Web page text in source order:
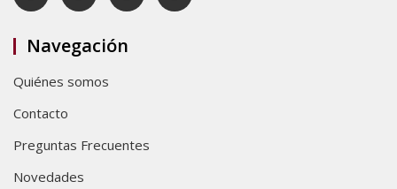
Navegación
Quiénes somos
Contacto
Preguntas Frecuentes
Novedades